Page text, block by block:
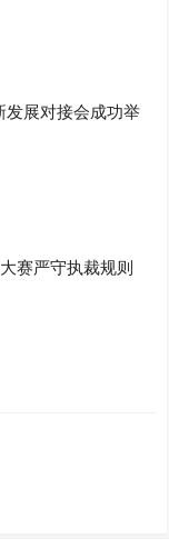
发展对接会成功举
赛严守执裁规则